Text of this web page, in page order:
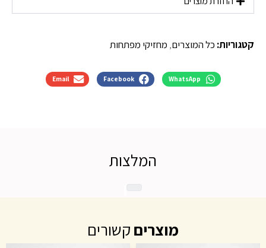
קטגוריות: כל המוצרים, מחזיקי מפתחות
WhatsApp
Facebook
Email
המלצות
מוצריםקשורים